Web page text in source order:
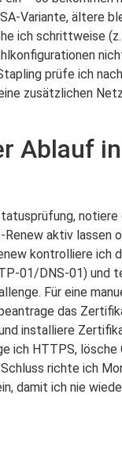
Variante, ältere
ich schrittweise
prüfe ich
zusätzlichen
Ablauf in
notiere
aktiv lassen
kontrolliere ich
01/DNS-01) und
Für eine
das
installiere
ich HTTPS, lösche
richte ich
damit ich nie